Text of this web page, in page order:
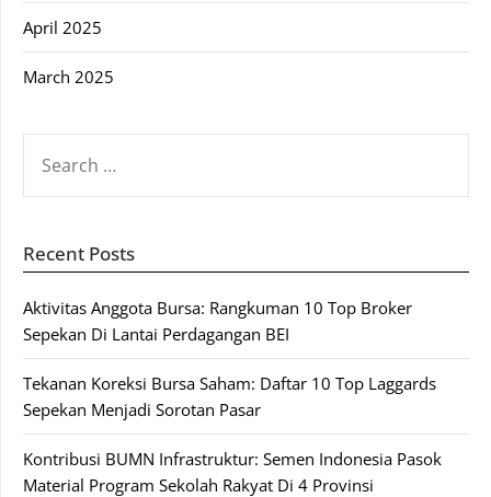
April 2025
March 2025
FOR:
Recent Posts
Aktivitas Anggota Bursa: Rangkuman 10 Top Broker
Sepekan Di Lantai Perdagangan BEI
Tekanan Koreksi Bursa Saham: Daftar 10 Top Laggards
Sepekan Menjadi Sorotan Pasar
Kontribusi BUMN Infrastruktur: Semen Indonesia Pasok
Material Program Sekolah Rakyat Di 4 Provinsi